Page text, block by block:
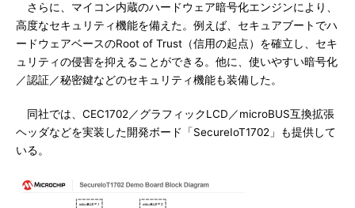
さらに、マイコン内蔵のハードウェア暗号化エンジンにより、
高度なセキュリティ機能を備えた。例えば、セキュアブートでハ
ードウェアベースのRoot of Trust（信用の起点）を確立し、セキ
ュリティの侵害を抑えることができる。他に、使いやすい暗号化
／認証／秘密鍵などのセキュリティ機能も装備した。
同社では、CEC1702／グラフィックLCD／microBUS互換拡張
ヘッダなどを実装した開発ボード「SecureIoT1702」も提供して
いる。